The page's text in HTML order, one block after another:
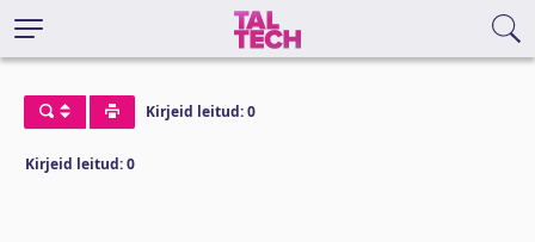
Kirjeid leitud: 0
Kirjeid leitud: 0